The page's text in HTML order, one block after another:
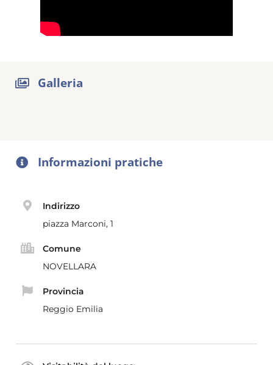
Galleria
Informazioni pratiche
Indirizzo
piazza Marconi, 1
Comune
NOVELLARA
Provincia
Reggio Emilia